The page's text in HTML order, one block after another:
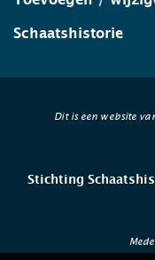
Schaatshistorie
Dit is een website
Stichting